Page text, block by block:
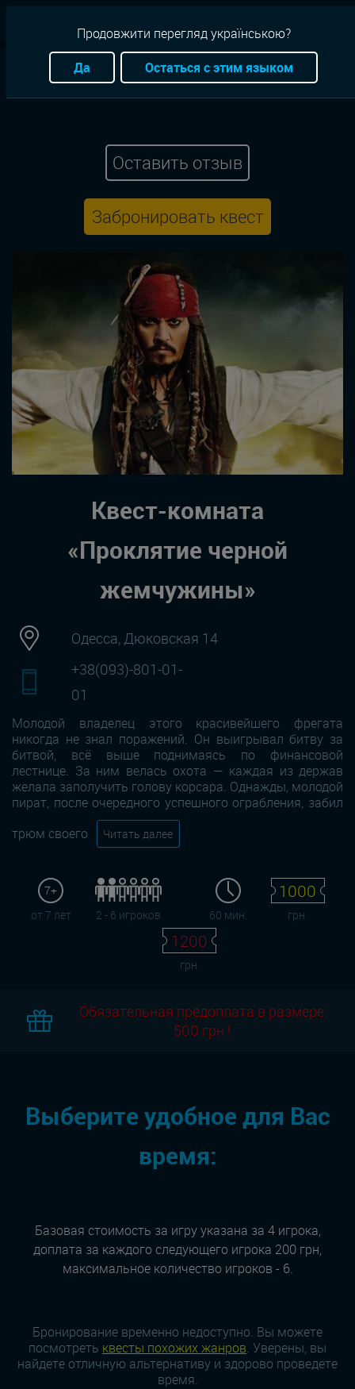
Одесса Приключение
Антуражный
OQRooms
Проклятие черной жемчужины
Оставить отзыв
Забронировать квест
Квест-комната
«Проклятие черной
жемчужины»
Одесса, Дюковская 14
+38(093)-801-01-
01
Молодой владелец этого красивейшего фрегата
никогда не знал поражений. Он выигрывал битву за
битвой, всё выше поднимаясь по финансовой
лестнице. За ним велась охота — каждая из держав
желала заполучить голову корсара. Однажды, молодой
пират, после очередного успешного ограбления, забил
трюм своего
Читать далее
7+
от 7 лет
2 - 6 игроков 60 мин.
1000
грн.
1200
грн.
Обязательная предоплата в размере
500 грн !
Выберите удобное для Вас
время:
Базовая стоимость за игру указана за 4 игрока,
доплата за каждого следующего игрока 200 грн,
максимальное количество игроков - 6.
Бронирование временно недоступно. Вы можете
посмотреть квесты похожих жанров. Уверены, вы
найдете отличную альтернативу и здорово проведете
время.
Продовжити перегляд українською?
Да
Остаться с этим языком